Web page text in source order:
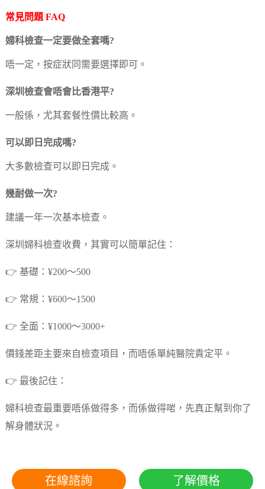
常見問題 FAQ
婦科檢查一定要做全套嗎?
唔一定，按症狀同需要選擇即可。
深圳檢查會唔會比香港平?
一般係，尤其套餐性價比較高。
可以即日完成嗎?
大多數檢查可以即日完成。
幾耐做一次?
建議一年一次基本檢查。
深圳婦科檢查收費，其實可以簡單記住：
👉 基礎：¥200～500
👉 常規：¥600～1500
👉 全面：¥1000～3000+
價錢差距主要來自檢查項目，而唔係單純醫院貴定平。
👉 最後記住：
婦科檢查最重要唔係做得多，而係做得啱，先真正幫到你了
解身體狀況。
在線諮詢 了解價格